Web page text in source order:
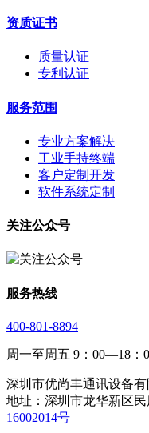
资质证书
质量认证
专利认证
服务范围
专业方案解决
工业手持终端
客户定制开发
软件系统定制
关注公众号
服务热线
400-801-8894
周一至周五 9：00—18：
深圳市优尚丰通讯设备有
地址：深圳市龙华新区
16002014号